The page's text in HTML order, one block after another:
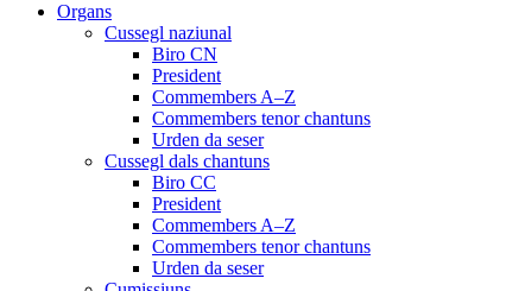
Organs
Cussegl naziunal
Biro CN
President
Commembers A–Z
Commembers tenor chantuns
Urden da seser
Cussegl dals chantuns
Biro CC
President
Commembers A–Z
Commembers tenor chantuns
Urden da seser